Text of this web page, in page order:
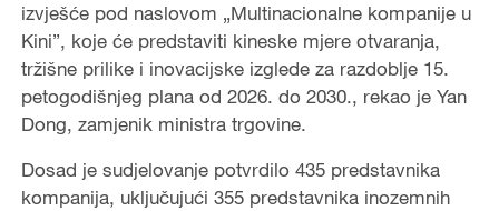
izvješće pod naslovom „Multinacionalne kompanije u
Kini”, koje će predstaviti kineske mjere otvaranja,
tržišne prilike i inovacijske izglede za razdoblje 15.
petogodišnjeg plana od 2026. do 2030., rekao je Yan
Dong, zamjenik ministra trgovine.
Dosad je sudjelovanje potvrdilo 435 predstavnika
kompanija, uključujući 355 predstavnika inozemnih